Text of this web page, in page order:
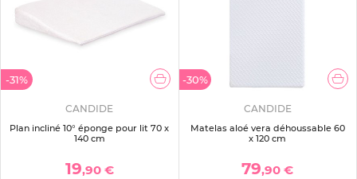
-31%
CANDIDE
Plan incliné 10° éponge pour lit 70 x
140 cm
19,90 €
-30%
CANDIDE
Matelas aloé vera déhoussable 60
x 120 cm
79,90 €